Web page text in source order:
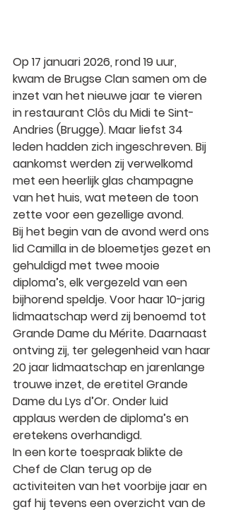
Op 17 januari 2026, rond 19 uur,
kwam de Brugse Clan samen om de
inzet van het nieuwe jaar te vieren
in restaurant Clôs du Midi te Sint-
Andries (Brugge). Maar liefst 34
leden hadden zich ingeschreven. Bij
aankomst werden zij verwelkomd
met een heerlijk glas champagne
van het huis, wat meteen de toon
zette voor een gezellige avond.
Bij het begin van de avond werd ons
lid Camilla in de bloemetjes gezet en
gehuldigd met twee mooie
diploma’s, elk vergezeld van een
bijhorend speldje. Voor haar 10-jarig
lidmaatschap werd zij benoemd tot
Grande Dame du Mérite. Daarnaast
ontving zij, ter gelegenheid van haar
20 jaar lidmaatschap en jarenlange
trouwe inzet, de eretitel Grande
Dame du Lys d’Or. Onder luid
applaus werden de diploma’s en
eretekens overhandigd.
In een korte toespraak blik­te de
Chef de Clan terug op de
activiteiten van het voorbije jaar en
gaf hij tevens een overzicht van de